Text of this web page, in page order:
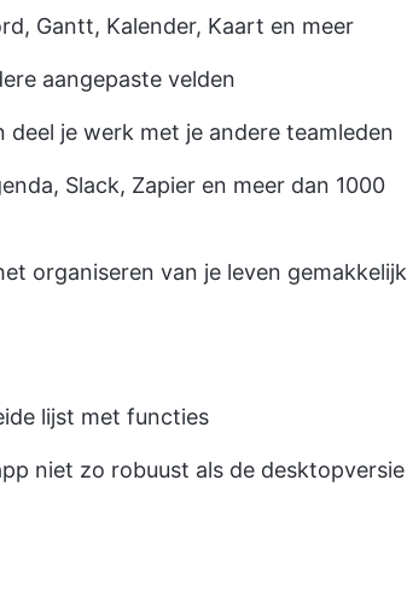
Gantt, Kalender, Kaart en meer
aangepaste velden
je werk met je andere teamleden
Slack, Zapier en meer dan 1000
organiseren van je leven gemakkelijk
lijst met functies
niet zo robuust als de desktopversie